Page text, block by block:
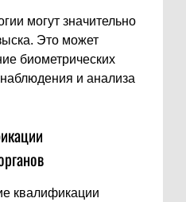
могут значительно
Это может
биометрических
и анализа
квалификации